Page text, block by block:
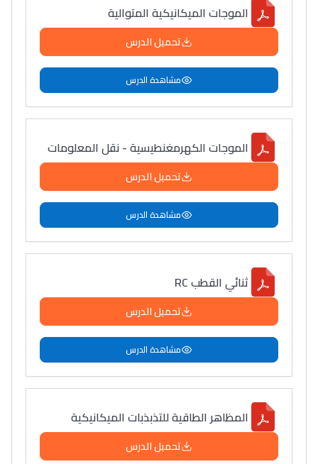
الموجات الميكانيكية المتوالية
تحميل الدرس
مشاهدة الدرس
الموجات الكهرمغنطيسية - نقل المعلومات
تحميل الدرس
مشاهدة الدرس
ثنائي القطب RC
تحميل الدرس
مشاهدة الدرس
المظاهر الطاقية للتذبذبات الميكانيكية
تحميل الدرس